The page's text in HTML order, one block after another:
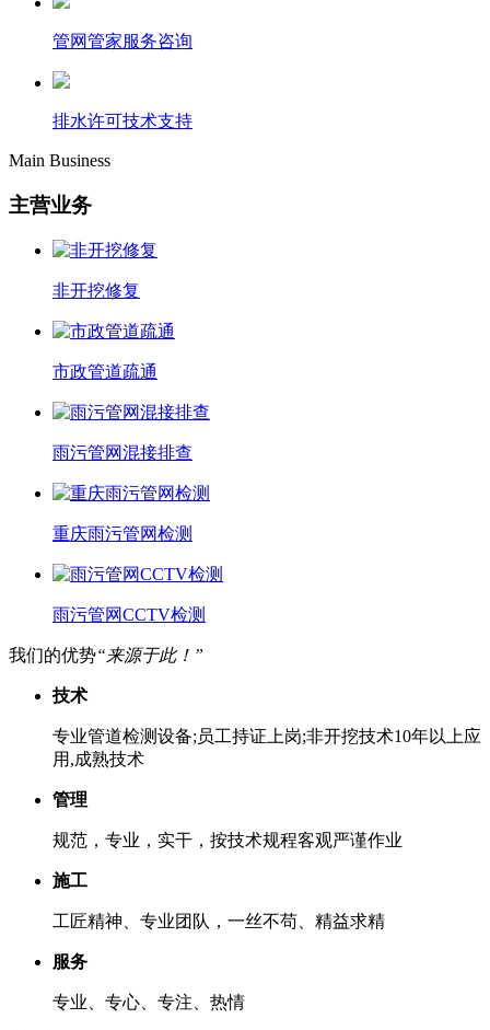
管网管家服务咨询
排水许可技术支持
Main Business
主营业务
非开挖修复
市政管道疏通
雨污管网混接排查
重庆雨污管网检测
雨污管网CCTV检测
我们的优势“来源于此！”
技术
专业管道检测设备;员工持证上岗;非开挖技术10年以上应
用,成熟技术
管理
规范，专业，实干，按技术规程客观严谨作业
施工
工匠精神、专业团队，一丝不苟、精益求精
服务
专业、专心、专注、热情